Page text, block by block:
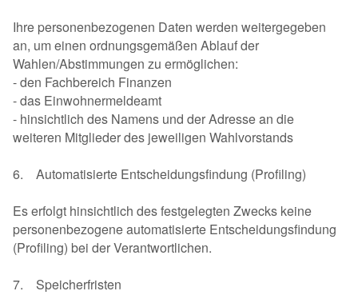
Ihre personenbezogenen Daten werden weitergegeben
an, um einen ordnungsgemäßen Ablauf der
Wahlen/Abstimmungen zu ermöglichen:
- den Fachbereich Finanzen
- das Einwohnermeldeamt
- hinsichtlich des Namens und der Adresse an die
weiteren Mitglieder des jeweiligen Wahlvorstands
6. Automatisierte Entscheidungsfindung (Profiling)
Es erfolgt hinsichtlich des festgelegten Zwecks keine
personenbezogene automatisierte Entscheidungsfindung
(Profiling) bei der Verantwortlichen.
7. Speicherfristen